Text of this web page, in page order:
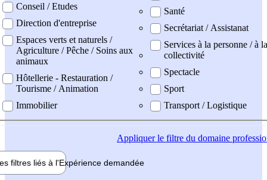
Conseil / Etudes
Direction d'entreprise
Espaces verts et naturels /
Agriculture / Pêche / Soins aux
animaux
Hôtellerie - Restauration /
Tourisme / Animation
Immobilier
Santé
Secrétariat / Assistanat
Services à la personne / à la
collectivité
Spectacle
Sport
Transport / Logistique
Appliquerle filtre du domaine
filtres liés à l'Expérience demandée